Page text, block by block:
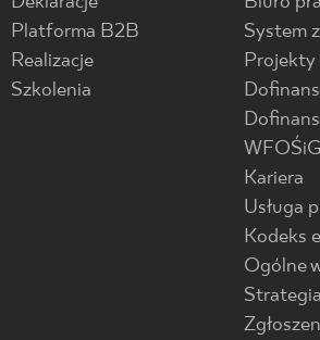
Platforma B2B
Realizacje
Szkolenia
System
Projekty
Kariera
Usługa
Kodeks
Ogólne